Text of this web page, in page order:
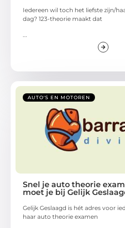
Iedereen wil toch het liefste zijn/
dag? 123-theorie maakt dat
AUTO'S EN MOTOREN
Snel je auto theorie
moet je bij Gelijk
Gelijk Geslaagd is hét adres voor
haar auto theorie examen